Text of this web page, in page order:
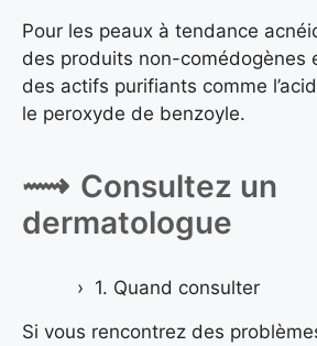
Pour les peaux à tendance
des produits non-comédogènes
des actifs purifiants comme
le peroxyde de benzoyle.
Consultez un
dermatologue
1. Quand consulter
Si vous rencontrez des